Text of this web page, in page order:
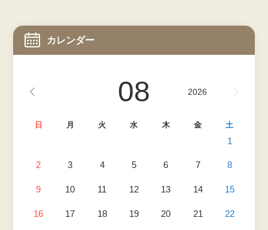
カレンダー
08 2026
日 月 火 水 木 金 土
1
2 3 4 5 6 7 8
9 10 11 12 13 14 15
16 17 18 19 20 21 22